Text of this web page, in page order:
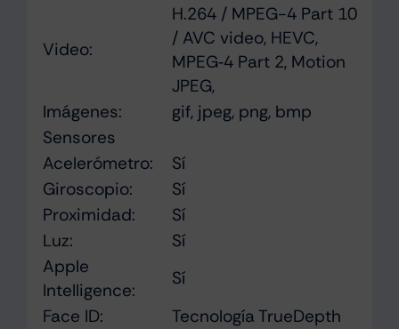
Video:
H.264 / MPEG-4 Part 10
/ AVC video, HEVC,
MPEG‑4 Part 2, Motion
JPEG,
Imágenes:
gif, jpeg, png, bmp
Sensores
Acelerómetro:
Sí
Giroscopio:
Sí
Proximidad:
Sí
Luz:
Sí
Apple
Intelligence:
Sí
Face ID:
Tecnología TrueDepth